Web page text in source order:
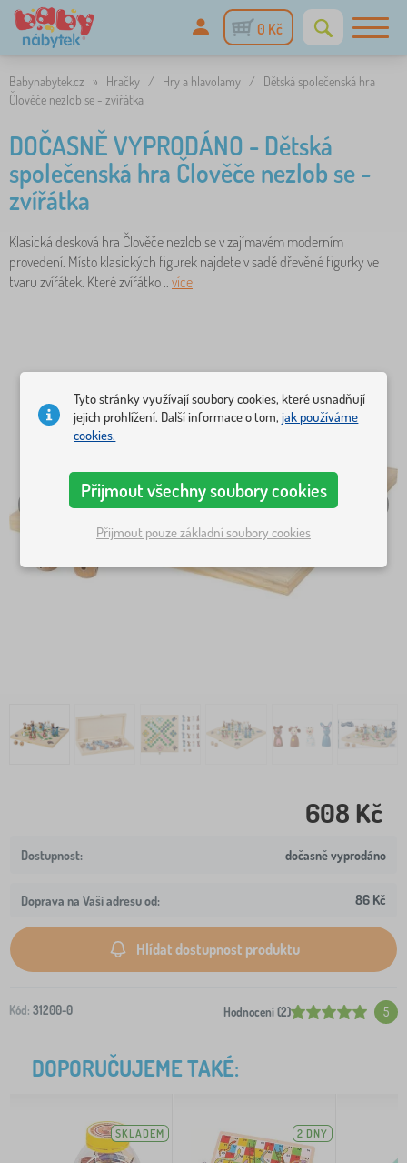
0 Kč
Babynabytek.cz » Hračky / Hry a hlavolamy /
Dětská společenská hra
Člověče nezlob se - zvířátka
DOČASNĚ VYPRODÁNO - Dětská
společenská hra Člověče nezlob se -
zvířátka
Klasická desková hra Člověče nezlob se v zajímavém moderním
provedení. Místo klasických figurek najdete v sadě dřevěné figurky ve
tvaru zvířátek. Které zvířátko .. více
608 Kč
dočasně vyprodáno
Doprava na Vaši adresu od: 86 Kč
Hlídat dostupnost produktu
Kód: 31200-0 Hodnocení (2) 5
DOPORUČUJEME TAKÉ:
SKLADEM 2 DNY
Tyto stránky využívají soubory cookies, které usnadňují
jejich prohlížení. Další informace o tom,jak používáme
cookies.
Přijmout všechny soubory cookies
Přijmout pouze základní soubory cookies